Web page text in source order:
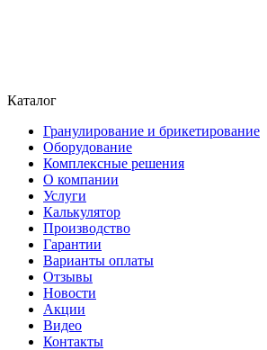
Каталог
Гранулирование и брикетирование
Оборудование
Комплексные решения
О компании
Услуги
Калькулятор
Производство
Гарантии
Варианты оплаты
Отзывы
Новости
Акции
Видео
Контакты